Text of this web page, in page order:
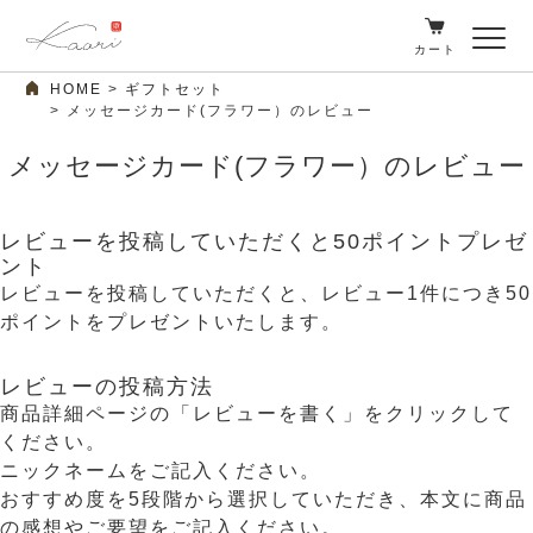
カート
HOME
ギフトセット
メッセージカード(フラワー）のレビュー
メッセージカード(フラワー）のレビュー
レビューを投稿していただくと50ポイントプレゼ
ント
レビューを投稿していただくと、レビュー1件につき50
ポイントをプレゼントいたします。
レビューの投稿方法
商品詳細ページの「レビューを書く」をクリックして
ください。
ニックネームをご記入ください。
おすすめ度を5段階から選択していただき、本文に商品
の感想やご要望をご記入ください。